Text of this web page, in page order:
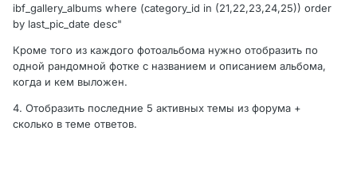
ibf_gallery_albums where (category_id in (21,22,23,24,25)) order
by last_pic_date desc"
Кроме того из каждого фотоальбома нужно отобразить по
одной рандомной фотке с названием и описанием альбома,
когда и кем выложен.
4. Отобразить последние 5 активных темы из форума +
сколько в теме ответов.